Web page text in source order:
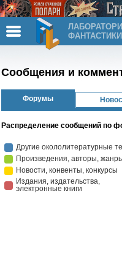
ФАНТАСТИКИ
Сообщения и
Форумы
Распределение сообщений по